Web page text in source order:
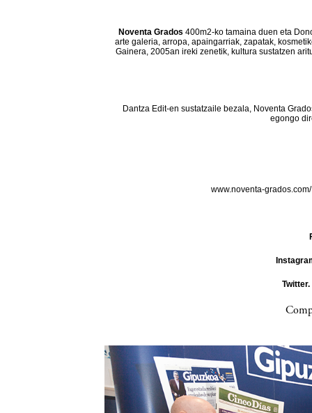
Noventa Grados 400m2-ko tamaina duen eta
arte galeria, arropa, apaingarriak, zapatak,
Gainera, 2005an ireki zenetik, kultura sustatzen
Dantza Edit-en sustatzaile bezala, Noventa
egongo
www.noventa-
Twitter.